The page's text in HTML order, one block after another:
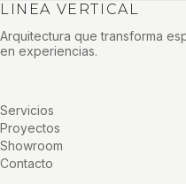
LINEA VERTICAL
Arquitectura que transforma
en experiencias.
Servicios
Proyectos
Showroom
Contacto